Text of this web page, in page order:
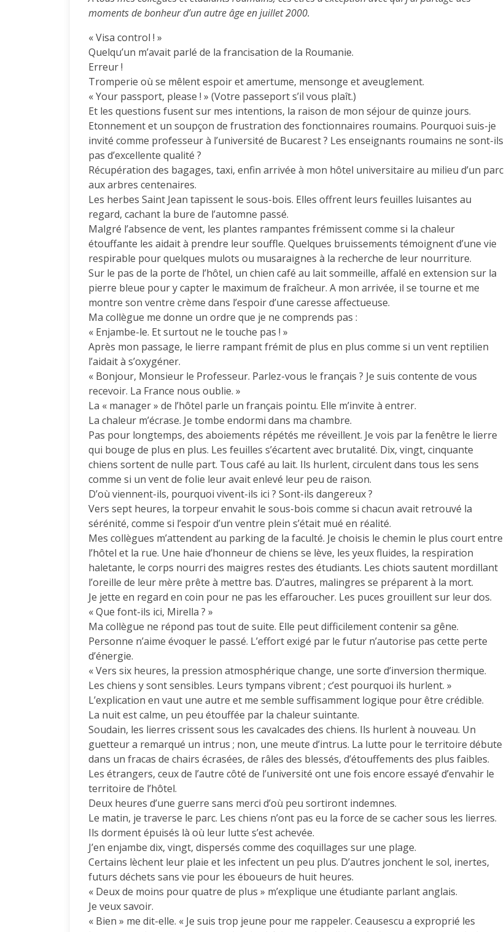
moments de bonheur d’un autre âge en juillet 2000.
« Visa control ! »
Quelqu’un m’avait parlé de la francisation de la Roumanie.
Erreur !
Tromperie où se mêlent espoir et amertume, mensonge et aveuglement.
« Your passport, please ! » (Votre passeport s’il vous plaît.)
Et les questions fusent sur mes intentions, la raison de mon séjour de quinze jours.
Etonnement et un soupçon de frustration des fonctionnaires roumains. Pourquoi suis-je
invité comme professeur à l’université de Bucarest ? Les enseignants roumains ne sont-ils
pas d’excellente qualité ?
Récupération des bagages, taxi, enfin arrivée à mon hôtel universitaire au milieu d’un parc
aux arbres centenaires.
Les herbes Saint Jean tapissent le sous-bois. Elles offrent leurs feuilles luisantes au
regard, cachant la bure de l’automne passé.
Malgré l’absence de vent, les plantes rampantes frémissent comme si la chaleur
étouffante les aidait à prendre leur souffle. Quelques bruissements témoignent d’une vie
respirable pour quelques mulots ou musaraignes à la recherche de leur nourriture.
Sur le pas de la porte de l’hôtel, un chien café au lait sommeille, affalé en extension sur la
pierre bleue pour y capter le maximum de fraîcheur. A mon arrivée, il se tourne et me
montre son ventre crème dans l’espoir d’une caresse affectueuse.
Ma collègue me donne un ordre que je ne comprends pas :
« Enjambe-le. Et surtout ne le touche pas ! »
Après mon passage, le lierre rampant frémit de plus en plus comme si un vent reptilien
l’aidait à s’oxygéner.
« Bonjour, Monsieur le Professeur. Parlez-vous le français ? Je suis contente de vous
recevoir. La France nous oublie. »
La « manager » de l’hôtel parle un français pointu. Elle m’invite à entrer.
La chaleur m’écrase. Je tombe endormi dans ma chambre.
Pas pour longtemps, des aboiements répétés me réveillent. Je vois par la fenêtre le lierre
qui bouge de plus en plus. Les feuilles s’écartent avec brutalité. Dix, vingt, cinquante
chiens sortent de nulle part. Tous café au lait. Ils hurlent, circulent dans tous les sens
comme si un vent de folie leur avait enlevé leur peu de raison.
D’où viennent-ils, pourquoi vivent-ils ici ? Sont-ils dangereux ?
Vers sept heures, la torpeur envahit le sous-bois comme si chacun avait retrouvé la
sérénité, comme si l’espoir d’un ventre plein s’était mué en réalité.
Mes collègues m’attendent au parking de la faculté. Je choisis le chemin le plus court entre
l’hôtel et la rue. Une haie d’honneur de chiens se lève, les yeux fluides, la respiration
haletante, le corps nourri des maigres restes des étudiants. Les chiots sautent mordillant
l’oreille de leur mère prête à mettre bas. D’autres, malingres se préparent à la mort.
Je jette en regard en coin pour ne pas les effaroucher. Les puces grouillent sur leur dos.
« Que font-ils ici, Mirella ? »
Ma collègue ne répond pas tout de suite. Elle peut difficilement contenir sa gêne.
Personne n’aime évoquer le passé. L’effort exigé par le futur n’autorise pas cette perte
d’énergie.
« Vers six heures, la pression atmosphérique change, une sorte d’inversion thermique.
Les chiens y sont sensibles. Leurs tympans vibrent ; c’est pourquoi ils hurlent. »
L’explication en vaut une autre et me semble suffisamment logique pour être crédible.
La nuit est calme, un peu étouffée par la chaleur suintante.
Soudain, les lierres crissent sous les cavalcades des chiens. Ils hurlent à nouveau. Un
guetteur a remarqué un intrus ; non, une meute d’intrus. La lutte pour le territoire débute
dans un fracas de chairs écrasées, de râles des blessés, d’étouffements des plus faibles.
Les étrangers, ceux de l’autre côté de l’université ont une fois encore essayé d’envahir le
territoire de l’hôtel.
Deux heures d’une guerre sans merci d’où peu sortiront indemnes.
Le matin, je traverse le parc. Les chiens n’ont pas eu la force de se cacher sous les lierres.
Ils dorment épuisés là où leur lutte s’est achevée.
J’en enjambe dix, vingt, dispersés comme des coquillages sur une plage.
Certains lèchent leur plaie et les infectent un peu plus. D’autres jonchent le sol, inertes,
futurs déchets sans vie pour les éboueurs de huit heures.
« Deux de moins pour quatre de plus » m’explique une étudiante parlant anglais.
Je veux savoir.
« Bien » me dit-elle. « Je suis trop jeune pour me rappeler. Ceausescu a exproprié les